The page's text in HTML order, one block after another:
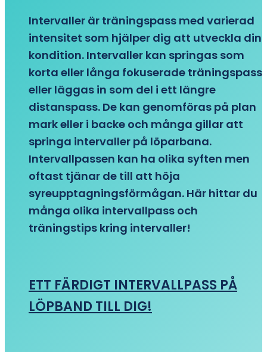
Intervaller är träningspass med varierad
intensitet som hjälper dig att utveckla din
kondition. Intervaller kan springas som
korta eller långa fokuserade träningspass
eller läggas in som del i ett längre
distanspass. De kan genomföras på plan
mark eller i backe och många gillar att
springa intervaller på löparbana.
Intervallpassen kan ha olika syften men
oftast tjänar de till att höja
syreupptagningsförmågan. Här hittar du
många olika intervallpass och
träningstips kring intervaller!
ETT FÄRDIGT INTERVALLPASS PÅ
LÖPBAND TILL DIG!